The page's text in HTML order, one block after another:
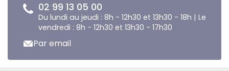
02 99 13 05 00
Du lundi au jeudi : 8h - 12h30 et 13h30 - 18h | Le
vendredi : 8h - 12h30 et 13h30 - 17h30
Par email